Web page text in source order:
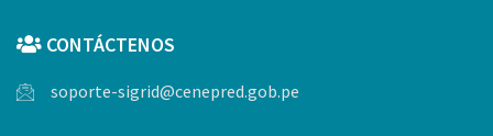
CONTÁCTENOS
soporte-sigrid@cenepred.gob.pe